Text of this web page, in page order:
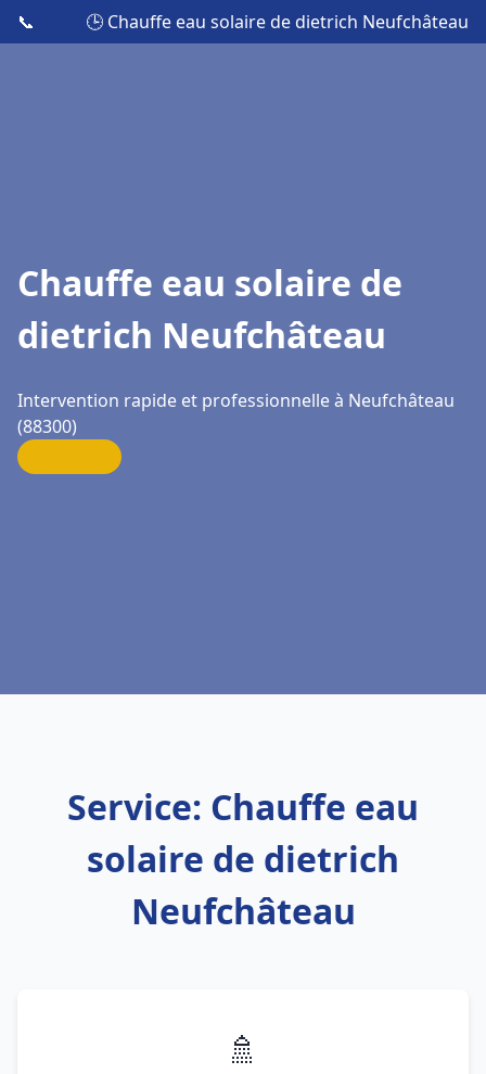
📞 🕒 Chauffe eau solaire de dietrich Neufchâteau
Chauffe eau solaire de
dietrich Neufchâteau
Intervention rapide et professionnelle à Neufchâteau
(88300)
Service: Chauffe eau
solaire de dietrich
Neufchâteau
🚿